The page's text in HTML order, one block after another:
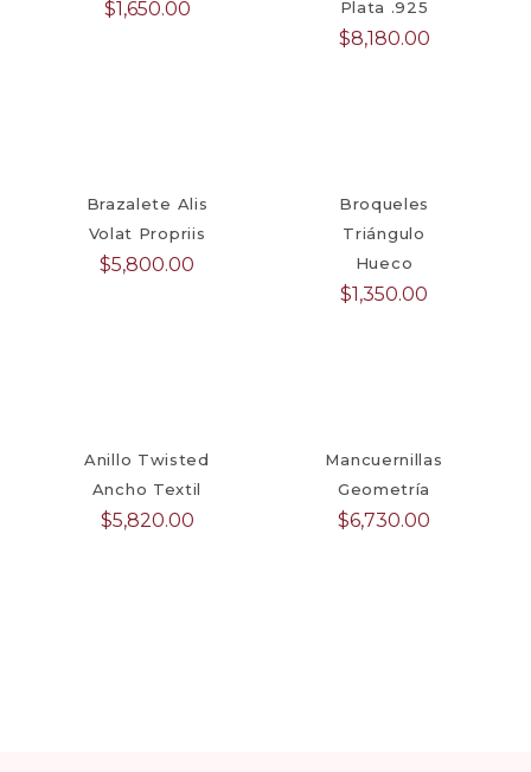
$1,650.00
Plata .925
$8,180.00
Brazalete Alis
Volat Propriis
$5,800.00
Broqueles
Triángulo
Hueco
$1,350.00
Anillo Twisted
Ancho Textil
$5,820.00
Mancuernillas
Geometría
$6,730.00